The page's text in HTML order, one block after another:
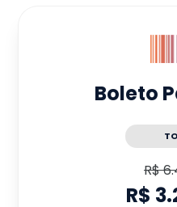
Boleto
R$
R$